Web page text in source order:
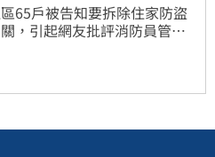
65戶被告知要拆除住家防盜
，引起網友批評消防員管太
管單位。該粉專也解釋拆除
而非防火，遇高溫變形恐讓